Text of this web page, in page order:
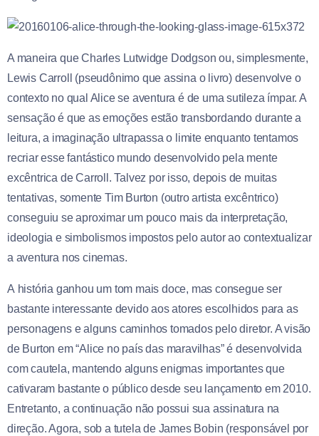
A maneira que Charles Lutwidge Dodgson ou, simplesmente,
Lewis Carroll (pseudônimo que assina o livro) desenvolve o
contexto no qual Alice se aventura é de uma sutileza ímpar. A
sensação é que as emoções estão transbordando durante a
leitura, a imaginação ultrapassa o limite enquanto tentamos
recriar esse fantástico mundo desenvolvido pela mente
excêntrica de Carroll. Talvez por isso, depois de muitas
tentativas, somente Tim Burton (outro artista excêntrico)
conseguiu se aproximar um pouco mais da interpretação,
ideologia e simbolismos impostos pelo autor ao contextualizar
a aventura nos cinemas.
A história ganhou um tom mais doce, mas consegue ser
bastante interessante devido aos atores escolhidos para as
personagens e alguns caminhos tomados pelo diretor. A visão
de Burton em “Alice no país das maravilhas” é desenvolvida
com cautela, mantendo alguns enigmas importantes que
cativaram bastante o público desde seu lançamento em 2010.
Entretanto, a continuação não possui sua assinatura na
direção. Agora, sob a tutela de James Bobin (responsável por